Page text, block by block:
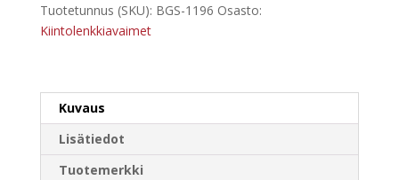
määrä
Tuotetunnus (SKU): BGS-1196 Osasto:
Kiintolenkkiavaimet
Kuvaus
Lisätiedot
Tuotemerkki